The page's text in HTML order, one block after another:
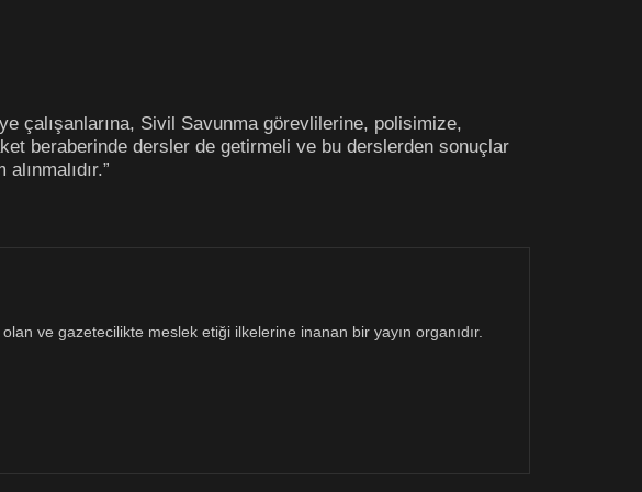
çalışanlarına, Sivil Savunma görevlilerine, polisimize,
beraberinde dersler de getirmeli ve bu derslerden sonuçlar
ve gazetecilikte meslek etiği ilkelerine inanan bir yayın organıdır.